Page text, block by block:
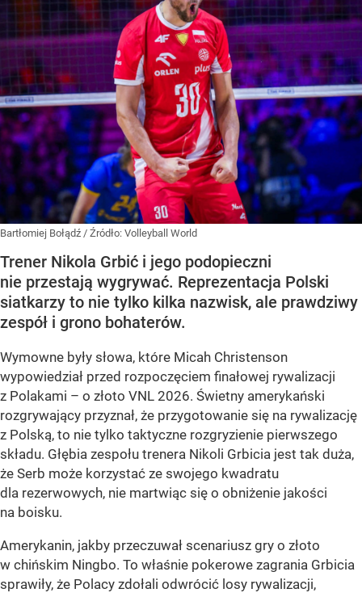
Bartłomiej Bołądź / Źródło: Volleyball World
Trener Nikola Grbić i jego podopieczni
nie przestają wygrywać. Reprezentacja Polski
siatkarzy to nie tylko kilka nazwisk, ale prawdziwy
zespół i grono bohaterów.
Wymowne były słowa, które Micah Christenson
wypowiedział przed rozpoczęciem finałowej rywalizacji
z Polakami – o złoto VNL 2026. Świetny amerykański
rozgrywający przyznał, że przygotowanie się na rywalizację
z Polską, to nie tylko taktyczne rozgryzienie pierwszego
składu. Głębia zespołu trenera Nikoli Grbicia jest tak duża,
że Serb może korzystać ze swojego kwadratu
dla rezerwowych, nie martwiąc się o obniżenie jakości
na boisku.
Amerykanin, jakby przeczuwał scenariusz gry o złoto
w chińskim Ningbo. To właśnie pokerowe zagrania Grbicia
sprawiły, że Polacy zdołali odwrócić losy rywalizacji,